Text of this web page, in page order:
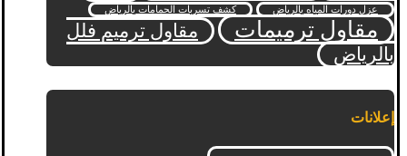
عزل دورات المياه بالرياض كشف تسربات الحمامات بالرياض
مقاول ترميمات
مقاول ترميم فلل
بالرياض
إعلانات